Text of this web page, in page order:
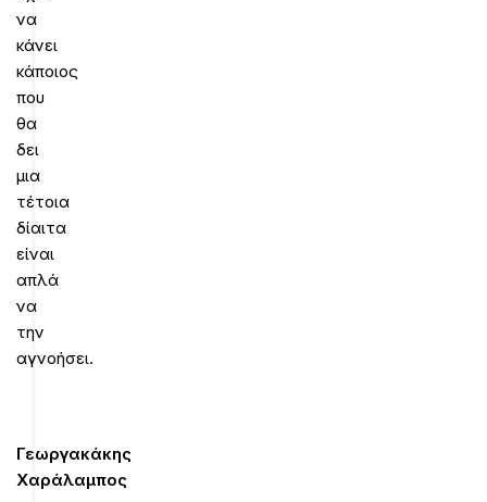
να
κάνει
κάποιος
που
θα
δει
μια
τέτοια
δίαιτα
είναι
απλά
να
την
αγνοήσει.
Γεωργακάκης
Χαράλαμπος